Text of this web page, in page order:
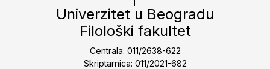
Univerzitet u Beogradu
Filološki fakultet
Centrala: 011/2638-622
Skriptarnica: 011/2021-682